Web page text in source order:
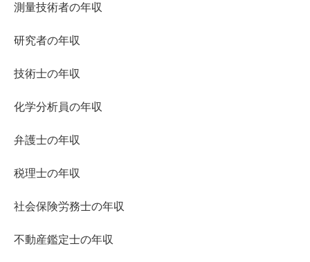
測量技術者の年収
研究者の年収
技術士の年収
化学分析員の年収
弁護士の年収
税理士の年収
社会保険労務士の年収
不動産鑑定士の年収